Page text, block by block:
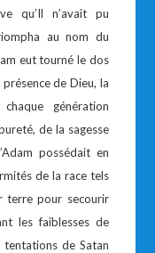
qu’Il n’avait pu
au nom du
eut tourné le dos
présence de Dieu, la
génération
de la sagesse
possédait en
de la race tels
terre pour secourir
les faiblesses de
tentations de Satan